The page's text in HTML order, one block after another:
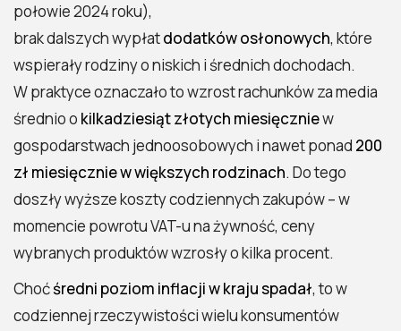
połowie 2024 roku),
brak dalszych wypłatdodatków osłonowych, które
wspierały rodziny o niskich i średnich dochodach.
W praktyce oznaczało to wzrost rachunków za media
średnio o kilkadziesiąt złotych miesięczniew
gospodarstwach jednoosobowych i nawet ponad 200
zł miesięcznie w większych rodzinach. Do tego
doszły wyższe koszty codziennych zakupów – w
momencie powrotu VAT-u na żywność, ceny
wybranych produktów wzrosły o kilka procent.
Choćśredni poziom inflacji w kraju spadał, to w
codziennej rzeczywistości wielu konsumentów